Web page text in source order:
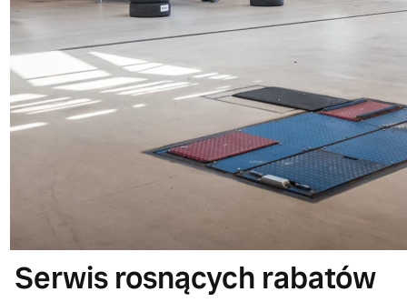
Serwis rosnących rabatów